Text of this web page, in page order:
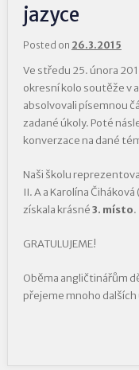
jazyce
Posted on 26.3.2015
Ve středu 25. února
okresní kolo soutěže v
absolvovali písemnou
zadané úkoly. Poté
konverzace na dané
Naši školu
II. A a Karolína
získala krásné3. místo.
GRATULUJEME!
Oběma angličtinářům
přejeme mnoho